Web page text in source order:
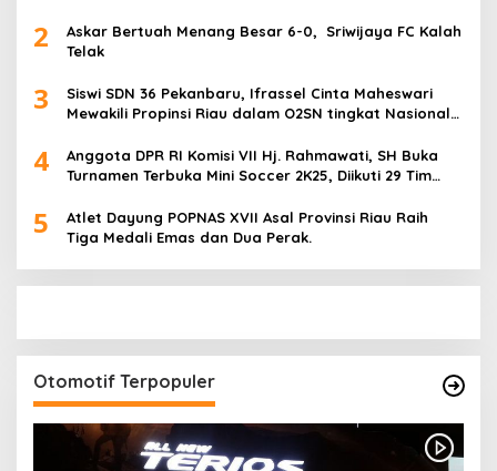
2
Askar Bertuah Menang Besar 6-0, Sriwijaya FC Kalah
Telak
3
Siswi SDN 36 Pekanbaru, Ifrassel Cinta Maheswari
Mewakili Propinsi Riau dalam O2SN tingkat Nasional
4
Anggota DPR RI Komisi VII Hj. Rahmawati, SH Buka
Turnamen Terbuka Mini Soccer 2K25, Diikuti 29 Tim
5
Atlet Dayung POPNAS XVII Asal Provinsi Riau Raih
Tiga Medali Emas dan Dua Perak.
Otomotif Terpopuler